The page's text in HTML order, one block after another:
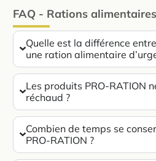
FAQ - Rations
Quelle est la différence
une ration alimentaire
Les produits PRO-RATION
réchaud ?
Combien de temps se
PRO-RATION ?